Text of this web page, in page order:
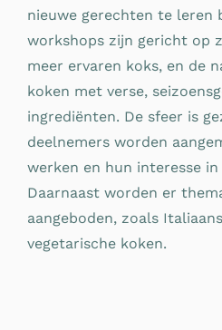
nieuwe gerechten te leren
workshops zijn gericht op
meer ervaren koks, en de
koken met verse,
ingrediënten. De sfeer is
deelnemers worden
werken en hun interesse
Daarnaast worden er
aangeboden, zoals
vegetarische koken.